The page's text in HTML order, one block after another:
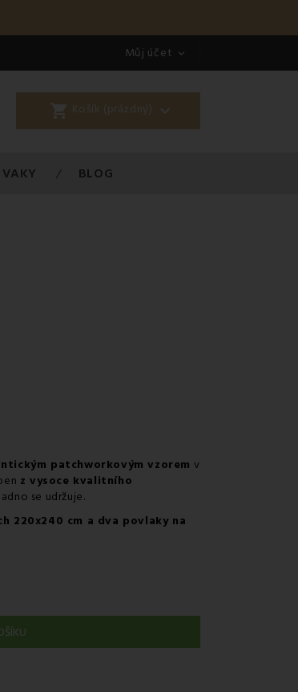
Můj účet 
shopping_cart Košík (prázdný) 
BLOG
patchworkovým vzorem v
z vysoce kvalitního
se udržuje.
220x240 cm a dva povlaky na